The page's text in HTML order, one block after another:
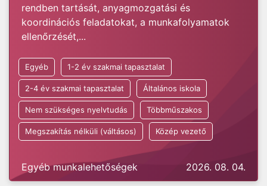
rendben tartását, anyagmozgatási és
koordinációs feladatokat, a munkafolyamatok
ellenőrzését,...
Egyéb 1-2 év szakmai tapasztalat
2-4 év szakmai tapasztalat Általános iskola
Nem szükséges nyelvtudás Többműszakos
Megszakítás nélküli (váltásos) Közép vezető
Egyéb munkalehetőségek 2026. 08. 04.